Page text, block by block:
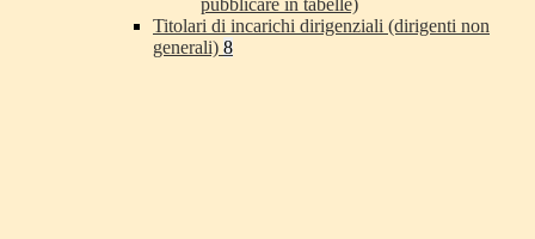
pubblicare in tabelle)
Titolari di incarichi dirigenziali (dirigenti non
generali) 8